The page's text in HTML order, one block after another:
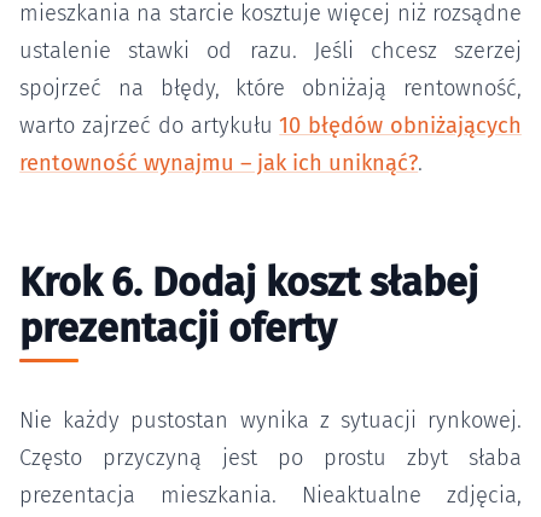
mieszkania na starcie kosztuje więcej niż rozsądne
ustalenie stawki od razu. Jeśli chcesz szerzej
spojrzeć na błędy, które obniżają rentowność,
warto zajrzeć do artykułu10 błędów obniżających
rentowność wynajmu – jak ich uniknąć?.
Krok 6. Dodaj koszt słabej
prezentacji oferty
Nie każdy pustostan wynika z sytuacji rynkowej.
Często przyczyną jest po prostu zbyt słaba
prezentacja mieszkania. Nieaktualne zdjęcia,